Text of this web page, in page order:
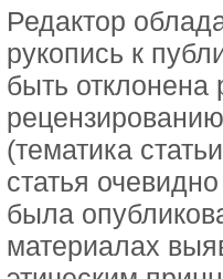
Редактор
рукопись к
быть
(тематика
статья
была
материалах